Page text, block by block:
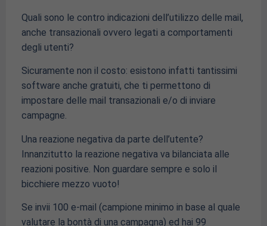
Quali sono le contro indicazioni dell’utilizzo delle mail,
anche transazionali ovvero legati a comportamenti
degli utenti?
Sicuramente non il costo: esistono infatti tantissimi
software anche gratuiti, che ti permettono di
impostare delle mail transazionali e/o di inviare
campagne.
Una reazione negativa da parte dell’utente?
Innanzitutto la reazione negativa va bilanciata alle
reazioni positive. Non guardare sempre e solo il
bicchiere mezzo vuoto!
Se invii 100 e-mail (campione minimo in base al quale
valutare la bontà di una campagna) ed hai 99